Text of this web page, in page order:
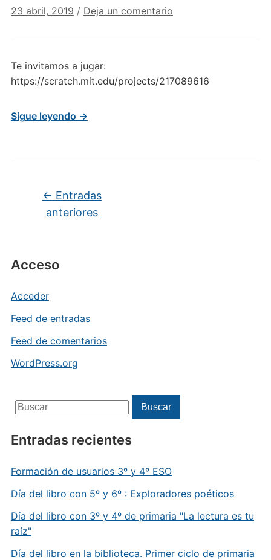
Acceso
Acceder
Feed de entradas
Feed de comentarios
WordPress.org
Buscar: Buscar
Entradas recientes
Formación de usuarios 3º y 4º ESO
Día del libro con 5º y 6º : Exploradores poéticos
Día del libro con 3º y 4º de primaria "La lectura es tu
raíz"
Día del libro en la biblioteca. Primer ciclo de primaria
23 abril, 2019 / Deja un comentario
Te invitamos a jugar:
https://scratch.mit.edu/projects/217089616
Sigue leyendo →
Navegación de entradas
← Entradas
anteriores